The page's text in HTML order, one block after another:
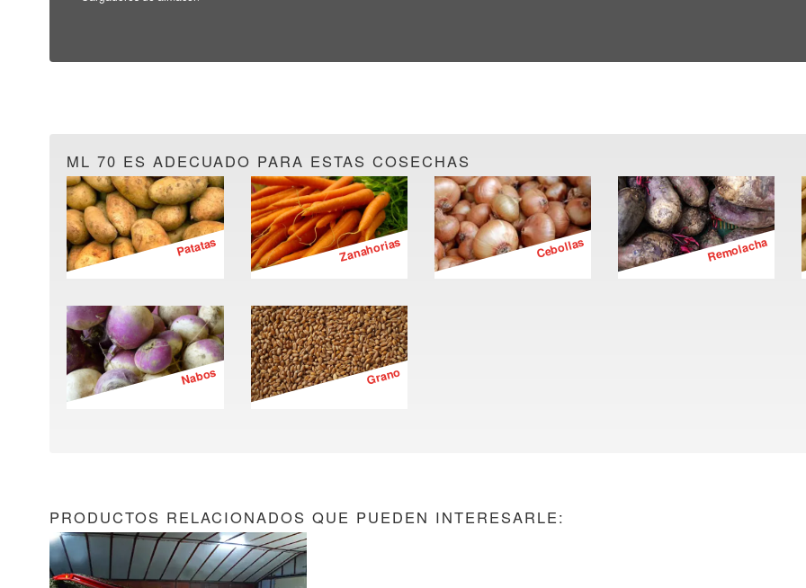
ML 70 ES ADECUADO PARA ESTAS COSECHAS
Patatas Zanahorias Cebollas Remolacha
Nabos Grano
PRODUCTOS RELACIONADOS QUE PUEDEN INTERESARLE: